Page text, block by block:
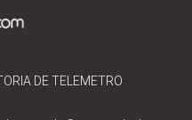
DE TELEMETRO